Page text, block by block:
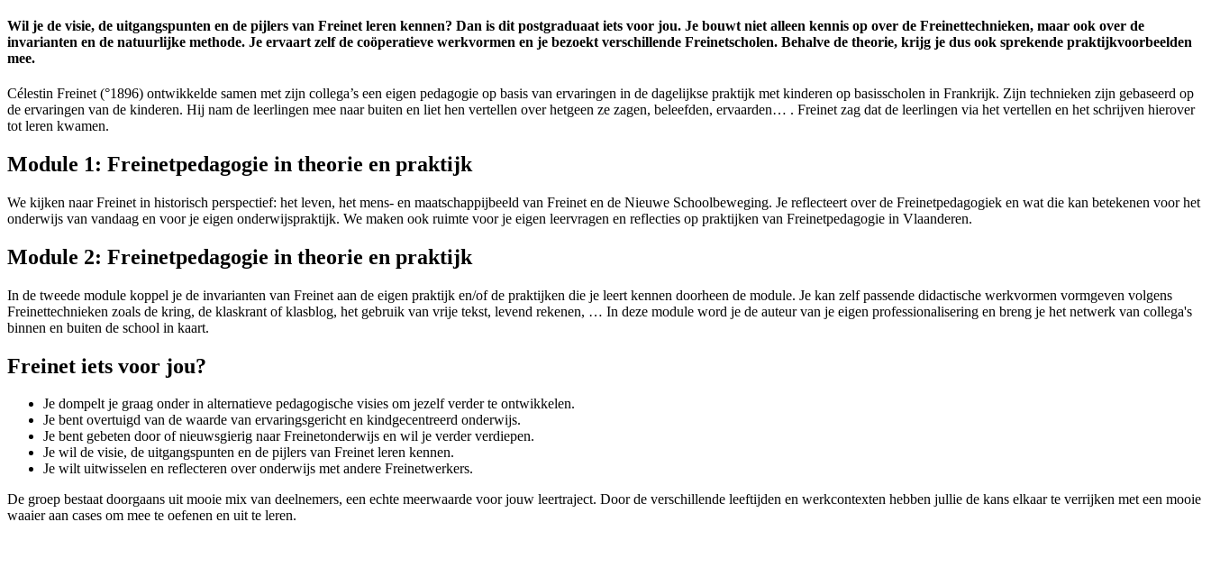
Wil je de visie, de uitgangspunten en de pijlers van Freinet leren kennen? Dan is dit postgraduaat iets voor jou. Je bouwt niet alleen kennis op over de Freinettechnieken, maar ook over de
invarianten en de natuurlijke methode. Je ervaart zelf de coöperatieve werkvormen en je bezoekt verschillende Freinetscholen. Behalve de theorie, krijg je dus ook sprekende praktijkvoorbeelden
mee.
Célestin Freinet (°1896) ontwikkelde samen met zijn collega’s een eigen pedagogie op basis van ervaringen in de dagelijkse praktijk met kinderen op basisscholen in Frankrijk. Zijn technieken zijn gebaseerd op
de ervaringen van de kinderen. Hij nam de leerlingen mee naar buiten en liet hen vertellen over hetgeen ze zagen, beleefden, ervaarden… . Freinet zag dat de leerlingen via het vertellen en het schrijven hierover
tot leren kwamen.
Module 1: Freinetpedagogie in theorie en praktijk
We kijken naar Freinet in historisch perspectief: het leven, het mens- en maatschappijbeeld van Freinet en de Nieuwe Schoolbeweging. Je reflecteert over de Freinetpedagogiek en wat die kan betekenen voor het
onderwijs van vandaag en voor je eigen onderwijs­praktijk. We maken ook ruimte voor je eigen leervragen en reflecties op praktijken van Freinetpedagogie in Vlaanderen.
Module 2: Freinetpedagogie in theorie en praktijk
In de tweede module koppel je de invarianten van Freinet aan de eigen praktijk en/of de praktijken die je leert kennen doorheen de module. Je kan zelf passende didactische werkvormen vormgeven volgens
Freinettechnieken zoals de kring, de klaskrant of klasblog, het gebruik van vrije tekst, levend rekenen, … In deze module word je de auteur van je eigen professionalisering en breng je het netwerk van collega's
binnen en buiten de school in kaart.
Freinet iets voor jou?
Je dompelt je graag onder in alternatieve pedagogische visies om jezelf verder te ontwikkelen.
Je bent overtuigd van de waarde van ervaringsgericht en kindgecentreerd onderwijs.
Je bent gebeten door of nieuwsgierig naar Freinetonderwijs en wil je verder verdiepen.
Je wil de visie, de uitgangspunten en de pijlers van Freinet leren kennen.
Je wilt uitwisselen en reflecteren over onderwijs met andere Freinetwerkers.
De groep bestaat doorgaans uit mooie mix van deelnemers, een echte meerwaarde voor jouw leertraject. Door de verschillende leeftijden en werkcontexten hebben jullie de kans elkaar te verrijken met een mooie
waaier aan cases om mee te oefenen en uit te leren.